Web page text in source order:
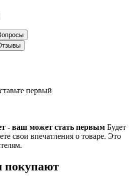
первый
- ваш может стать первым Будет
свои впечатления о товаре. Это
покупают